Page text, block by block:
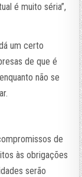
é muito séria”,
um certo
de que é
não se
de
às obrigações
serão